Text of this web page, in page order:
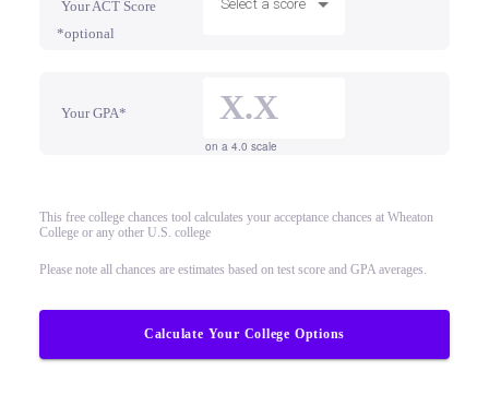
Your ACT Score
*optional
Select a score
Your GPA*
on a 4.0 scale
This free college chances tool calculates your acceptance chances at Wheaton
College or any other U.S. college
Please note all chances are estimates based on test score and GPA averages.
Calculate Your College Options